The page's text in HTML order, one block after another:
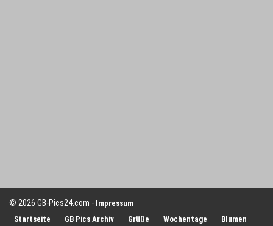
© 2026 GB-Pics24.com - Impressum
Startseite
GB Pics Archiv Grüße Wochentage Blumen